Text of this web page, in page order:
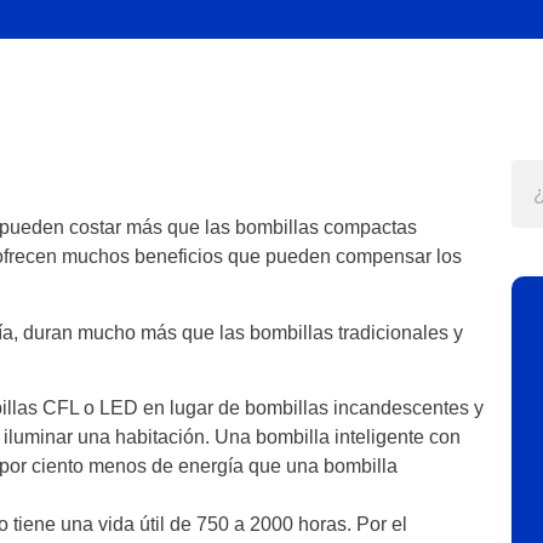
costar más que las bombillas compactas
muchos beneficios que pueden compensar los
duran mucho más que las bombillas tradicionales y
CFL o LED en lugar de bombillas incandescentes y
una habitación. Una bombilla inteligente con
ciento menos de energía que una bombilla
una vida útil de 750 a 2000 horas. Por el